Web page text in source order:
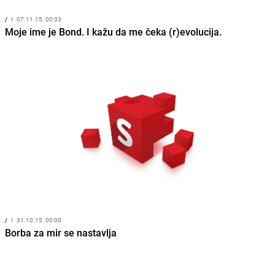
/ I 07.11.15. 00:33
Moje ime je Bond. I kažu da me čeka (r)evolucija.
/ I 31.10.15. 00:00
Borba za mir se nastavlja